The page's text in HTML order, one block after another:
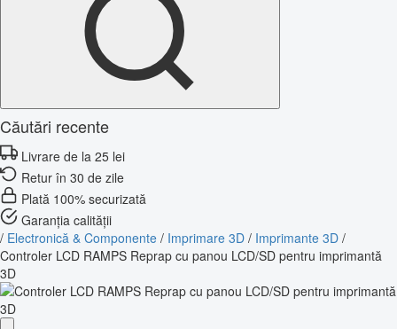
Căutări recente
Livrare de la 25 lei
Retur în 30 de zile
Plată 100% securizată
Garanția calității
/ Electronică & Componente / Imprimare 3D / Imprimante 3D /
Controler LCD RAMPS Reprap cu panou LCD/SD pentru imprimantă
3D